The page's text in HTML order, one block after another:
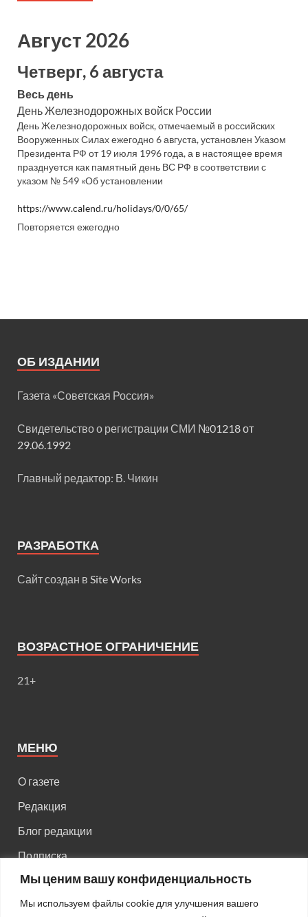
Мы ценим вашу конфиденциальность
Мы используем файлы cookie для улучшения вашего
Август 2026
Четверг, 6 августа
Весь день
День Железнодорожных войск России
День Железнодорожных войск, отмечаемый в российских
Вооруженных Силах ежегодно 6 августа, установлен Указом
Президента РФ от 19 июля 1996 года, а в настоящее время
празднуется как памятный день ВС РФ в соответствии с
указом № 549 «Об установлении
https://www.calend.ru/holidays/0/0/65/
Повторяется ежегодно
ОБ ИЗДАНИИ
Газета «Советская Россия»
Свидетельство о регистрации СМИ №01218 от
29.06.1992
Главный редактор: В. Чикин
РАЗРАБОТКА
Сайт создан в Site Works
ВОЗРАСТНОЕ ОГРАНИЧЕНИЕ
21+
МЕНЮ
О газете
Редакция
Блог редакции
Подписка
Правила поведения на сайте
Реклама